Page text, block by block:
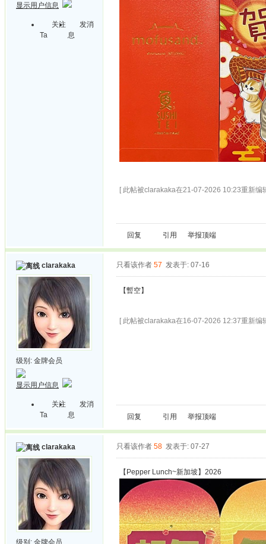
显示用户信息
关注
Ta
发消
息
[ 此帖被clarakaka在21-07-2026 10:23重新编
回复 引用 举报顶端
clarakaka
级别: 金牌会员
显示用户信息
关注
Ta
发消
息
只看该作者 57 发表于: 07-16
【暫空】
[ 此帖被clarakaka在16-07-2026 12:37重新编
回复 引用 举报顶端
clarakaka
级别: 金牌会员
只看该作者 58 发表于: 07-27
【Pepper Lunch~新加坡】2026